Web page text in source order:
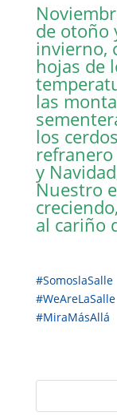
de otoño
invierno,
hojas de
las
los
refranero
y
Nuestro
al cariño
#SomoslaSalle
#WeAreLaSalle
#MiraMásAllá